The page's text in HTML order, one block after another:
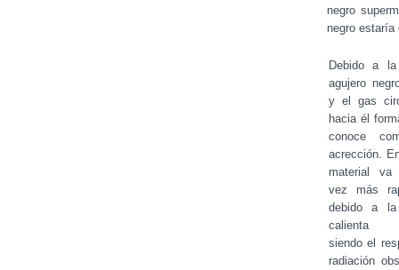
negro
negro
Debido a
agujero
y el gas
hacia él
conoce
acrección.
material va
vez más
debido a
calienta
siendo el
radiación